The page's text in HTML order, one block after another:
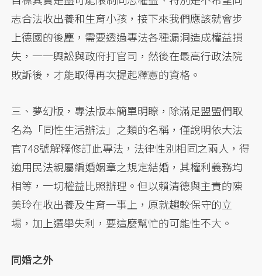
志合法收出養和生育小孩，接下來我們應該就會步
上德國的後塵，需要透過專法各種漏洞造成權益損
失，一一興訟與政府打官司，然後在最高行政法院
敗訴後，才能取得再次提起釋憲的資格。
三、夢幻版，專法版本簡單明瞭，除滿足盟盟們取
名為「同性生活辦法」之類的名稱，僅說明依大法
官748號解釋修訂此專法，法律性別相同之兩人，得
適用民法親屬編婚姻章之規定結婚，其權利義務均
相等，一切權益比照辦理。但以賴清德與主責的陳
美玲在收出養及生育一事上，原就趨較保守的立
場，加上選舉失利，要這麼幫忙的可能性不大。
同婚之外